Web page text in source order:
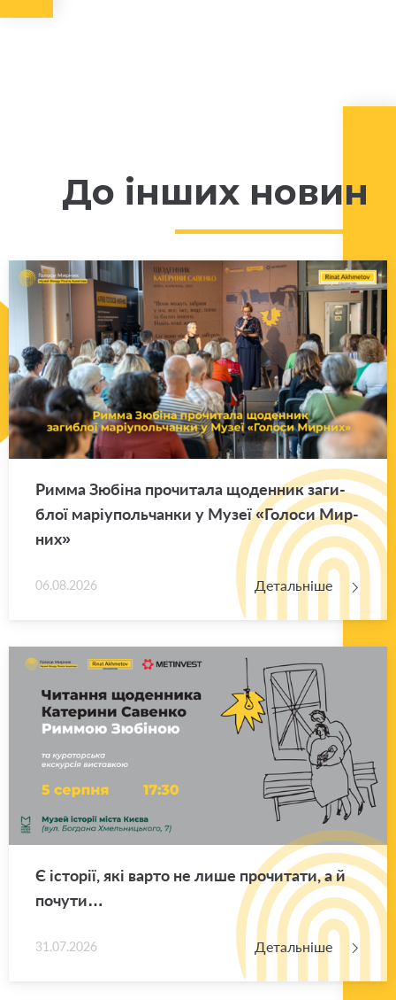
До інших новин
Римма Зю­бі­на про­чи­та­ла що­ден­ник за­ги­
блої ма­рі­у­поль­чан­ки у Музеї «Го­ло­си Мир­
них»
06.08.2026 Детальніше
Є істо­рії, які варто не лише про­чи­та­ти, а й
по­чу­ти…
31.07.2026 Детальніше